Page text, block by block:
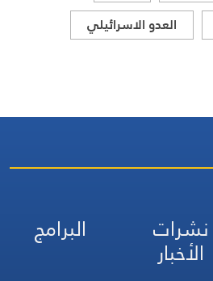
العدو الاسرائيلي
نشرات
الأخبار
البرامج